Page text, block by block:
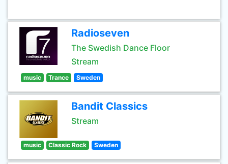
Radioseven
The Swedish Dance Floor
Stream
music Trance Sweden
Bandit Classics
Stream
music Classic Rock Sweden